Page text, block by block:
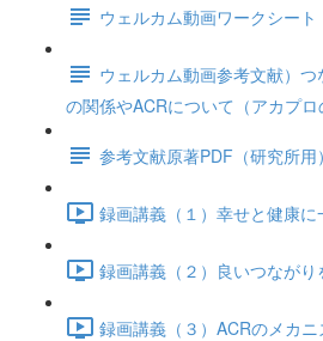
ウェルカム動画ワークシート
ウェルカム動画参考文献）
の関係やACRについて（アカプロ
参考文献原著PDF（研究所用）
録画講義（１）幸せと健康
録画講義（２）良いつなが
録画講義（３）ACRのメカ